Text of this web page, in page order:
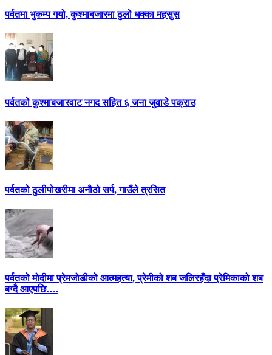
पर्वतमा भुकम्प गयो, कुश्माबजारमा ठुलो धक्का महसुस
पर्वतको कुश्माबजारवाट नगद सहित ६ जना जुवाडे पक्राउ
पर्वतको ठुलीपोखरीमा अनौठो सर्प, गाउँले त्रसित
पर्वतको मोदीमा प्रेमजोडीको आत्महत्या, प्रेमीको शब जलिरहँदा प्रेमिकाको शब
बग्दै आएपछि….